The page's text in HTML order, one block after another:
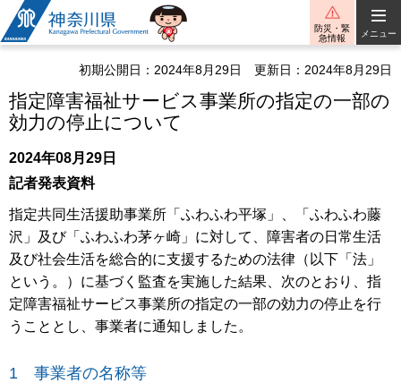
神奈川県
防災・緊
急情報
メニュー
初期公開日：2024年8月29日 更新日：2024年8月29日
指定障害福祉サービス事業所の指定の一部の
効力の停止について
2024年08月29日
記者発表資料
指定共同生活援助事業所「ふわふわ平塚」、「ふわふわ藤
沢」及び「ふわふわ茅ヶ崎」に対して、障害者の日常生活
及び社会生活を総合的に支援するための法律（以下「法」
という。）に基づく監査を実施した結果、次のとおり、指
定障害福祉サービス事業所の指定の一部の効力の停止を行
うこととし、事業者に通知しました。
1 事業者の名称等